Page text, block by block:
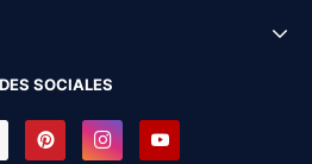
SOCIALES